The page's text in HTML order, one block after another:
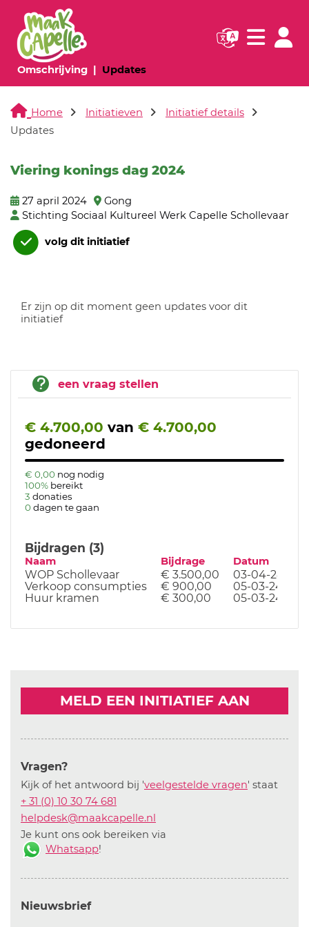
Omschrijving(huidige pagina)
Updates(huidige pagina)
Navigatie
Home Initiatieven
Initiatief details
Updates
Viering konings dag 2024
27 april 2024
Gong
Stichting Sociaal Kultureel Werk Capelle Schollevaar
volg dit initiatief
Er zijn op dit moment geen updates voor dit
initiatief
een vraag stellen
€ 4.700,00 van € 4.700,00
gedoneerd
€ 0,00 nog nodig
100% bereikt
3 donaties
0 dagen te gaan
Bijdragen (3)
Naam Bijdrage Datum
WOP Schollevaar € 3.500,00
03-04-24
Verkoop consumpties
€ 900,00
05-03-24
Huur kramen
€ 300,00 05-03-24
MELD EEN INITIATIEF AAN
Vragen?
Kijk of het antwoord bij 'veelgestelde vragen' staat
+ 31 (0) 10 30 74 681
helpdesk@maakcapelle.nl
Je kunt ons ook bereiken via
Whatsapp!
Nieuwsbrief